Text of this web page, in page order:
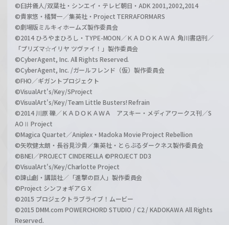
©臼井儀人/双葉社・シンエイ・テレビ朝日・ADK 2001,2002,2014
©貴家悠・橘賢一／集英社・Project TERRAFORMARS
©劇場版ミルキィホームズ製作委員会
©2014 ひろやまひろし・TYPE-MOON／ＫＡＤＯＫＡＷＡ 角川書店刊／
「プリズマ☆イリヤ ツヴァイ！」製作委員会
©CyberAgent, Inc. All Rights Reserved.
©CyberAgent, Inc. /ガールフレンド（仮）製作委員会
©FHO／ギガントプロジェクト
©VisualArt's/Key/SProject
©VisualArt's/Key/Team Little Busters! Refrain
©2014 川原 礫／ＫＡＤＯＫＡＷＡ アスキー・メディアワークス刊／S
AOⅡ Project
©Magica Quartet／Aniplex・Madoka Movie Project Rebellion
©矢吹健太朗・長谷見沙貴／集英社・とらぶるダークネス製作委員会
©BNEI／PROJECT CINDERELLA ©PROJECT DD3
©VisualArt's/Key/Charlotte Project
©諫山創・講談社／「進撃の巨人」製作委員会
©Project シンフォギアＧＸ
©2015 プロジェクトラブライブ！ムービー
©2015 DMM.com POWERCHORD STUDIO / C2 / KADOKAWA All Rights
Reserved.